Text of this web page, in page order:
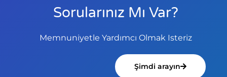
Sorularınız Mı Var?
Memnuniyetle Yardımcı Olmak Isteriz
Şimdi arayın